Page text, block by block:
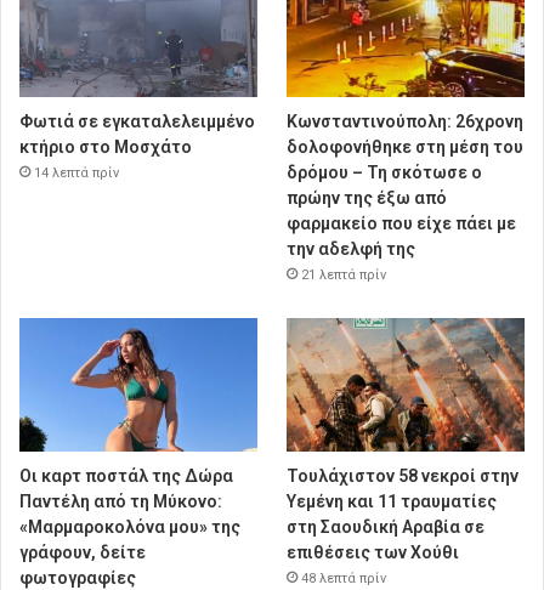
Φωτιά σε εγκαταλελειμμένο
κτήριο στο Μοσχάτο
14 λεπτά πρίν
Κωνσταντινούπολη: 26χρονη
δολοφονήθηκε στη μέση του
δρόμου – Τη σκότωσε ο
πρώην της έξω από
φαρμακείο που είχε πάει με
την αδελφή της
21 λεπτά πρίν
Οι καρτ ποστάλ της Δώρα
Παντέλη από τη Μύκονο:
«Μαρμαροκολόνα μου» της
γράφουν, δείτε
φωτογραφίες
Τουλάχιστον 58 νεκροί στην
Υεμένη και 11 τραυματίες
στη Σαουδική Αραβία σε
επιθέσεις των Χούθι
48 λεπτά πρίν